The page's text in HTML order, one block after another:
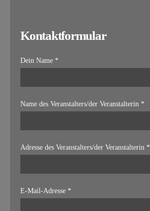
Kontaktformular
Dein Name *
Name des Veranstalters/der Veranstalterin *
Adresse des Veranstalters/der Veranstalterin *
E-Mail-Adresse *